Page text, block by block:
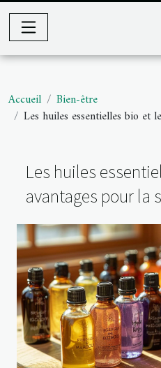
Accueil
Bien-être
Les huiles essentielles bio et
Les huiles
avantages pour la